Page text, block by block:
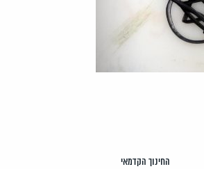
החינוך הקדמאי